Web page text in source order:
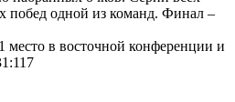
побед одной из команд. Финал –
1 место в восточной конференции и